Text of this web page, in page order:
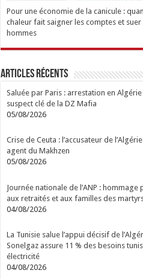
Pour une économie de la canicule :
chaleur fait saigner les comptes et suer
hommes
Articles Récents
Saluée par Paris : arrestation en Algérie
suspect clé de la DZ Mafia
05/08/2026
Crise de Ceuta : l’accusateur de
agent du Makhzen
05/08/2026
Journée nationale de l’ANP : hommage
aux retraités et aux familles des
04/08/2026
La Tunisie salue l’appui décisif de
Sonelgaz assure 11 % des besoins
électricité
04/08/2026